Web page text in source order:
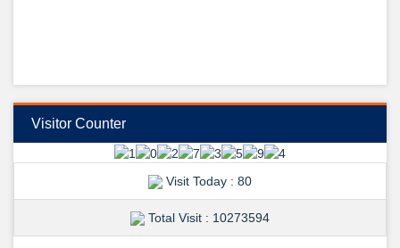
শুভেচ্ছা ও অভিনন্দন-
Visitor Counter
Visit Today : 80
Total Visit : 10273594